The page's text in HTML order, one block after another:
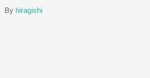
By hiragishi